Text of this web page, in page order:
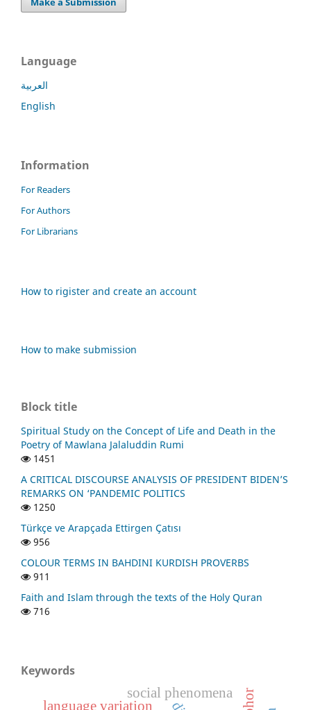
Language
العربية
English
Information
For Readers
For Authors
For Librarians
How to rigister and create an account
How to make submission
Block title
Spiritual Study on the Concept of Life and Death in the
Poetry of Mawlana Jalaluddin Rumi
1451
A CRITICAL DISCOURSE ANALYSIS OF PRESIDENT BIDEN’S
REMARKS ON ‘PANDEMIC POLITICS
1250
Türkçe ve Arapçada Ettirgen Çatısı
956
COLOUR TERMS IN BAHDINI KURDISH PROVERBS
911
Faith and Islam through the texts of the Holy Quran
716
Keywords
social phenomena
language variation